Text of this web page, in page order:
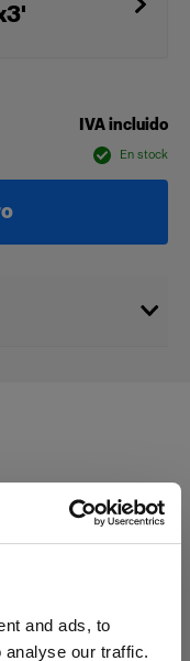
and ads, to
analyse our traffic.
IVA incluido
En stock